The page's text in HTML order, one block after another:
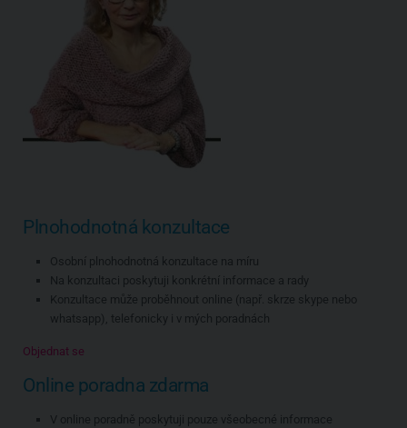
Plnohodnotná konzultace
Osobní plnohodnotná konzultace na míru
Na konzultaci poskytuji konkrétní informace a rady
Konzultace může proběhnout online (např. skrze skype nebo
whatsapp), telefonicky i v mých poradnách
Objednat se
Online poradna zdarma
V online poradně poskytuji pouze všeobecné informace